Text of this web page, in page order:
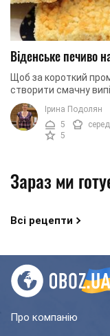
Віденське печиво
Щоб за короткий
створити смачну
достатньо вміти
тісто й мати в запасі
такого вдалого ...
Ірина Подолян
5
5
Зараз ми
Всі рецепти
Про компанію